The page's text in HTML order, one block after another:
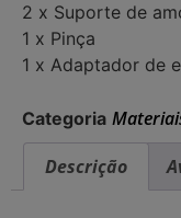
2 x Suporte de
1 x Pinça
1 x Adaptador de
Categoria
Descrição